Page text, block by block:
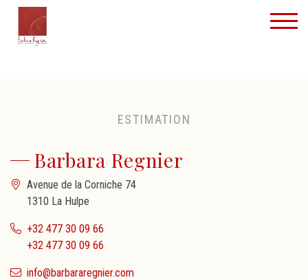
ESTIMATION
Barbara Regnier
Avenue de la Corniche 74
1310 La Hulpe
+32 477 30 09 66
+32 477 30 09 66
info@barbararegnier.com